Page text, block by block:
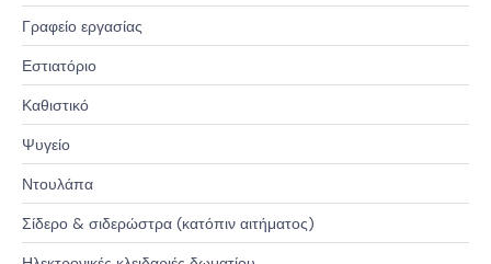
Γραφείο εργασίας
Εστιατόριο
Καθιστικό
Ψυγείο
Ντουλάπα
Σίδερο & σιδερώστρα (κατόπιν αιτήματος)